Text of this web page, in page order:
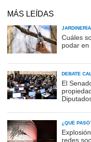
MÁS LEÍDAS
JARDINERÍA
Cuáles
podar
DEBATE
El
¿QUÉ
redes